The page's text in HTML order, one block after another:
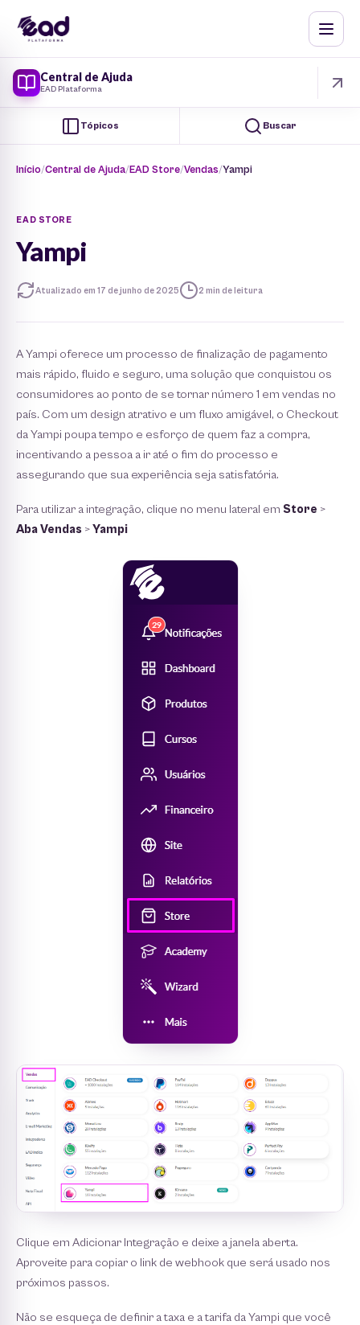
Central de Ajuda
EAD Plataforma
Tópicos Buscar
Início Central de Ajuda EAD Store Vendas Yampi
EAD STORE
Yampi
Atualizado em 17 de junho de 2025 2 min de leitura
A Yampi oferece um processo de finalização de pagamento
mais rápido, fluido e seguro, uma solução que conquistou os
consumidores ao ponto de se tornar número 1 em vendas no
país. Com um design atrativo e um fluxo amigável, o Checkout
da Yampi poupa tempo e esforço de quem faz a compra,
incentivando a pessoa a ir até o fim do processo e
assegurando que sua experiência seja satisfatória.
Para utilizar a integração, clique no menu lateral em Store >
Aba Vendas >Yampi
Clique em Adicionar Integração e deixe a janela aberta.
Aproveite para copiar o link de webhook que será usado nos
próximos passos.
Não se esqueça de definir a taxa e a tarifa da Yampi que você